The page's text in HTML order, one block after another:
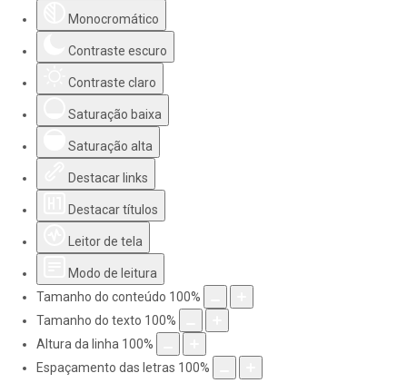
Monocromático
Contraste escuro
Contraste claro
Saturação baixa
Saturação alta
Destacar links
Destacar títulos
Leitor de tela
Modo de leitura
Tamanho do conteúdo 100%
Tamanho do texto 100%
Altura da linha 100%
Espaçamento das letras 100%